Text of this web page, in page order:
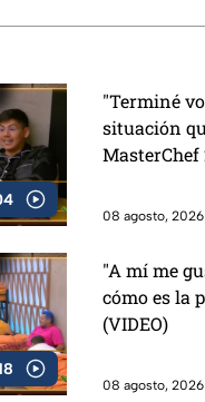
"Terminé
situación
MasterChef
08 agosto, 2026
"A mí me
cómo es la
(VIDEO)
08 agosto, 2026